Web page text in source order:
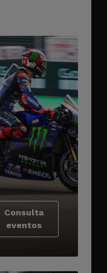
Consulta
eventos